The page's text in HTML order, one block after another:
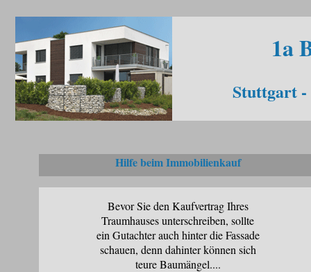
1a
Stuttgart
Hilfe beim Immobilienkauf
Bevor Sie den Kaufvertrag Ihres
Traumhauses unterschreiben, sollte
ein Gutachter auch hinter die Fassade
schauen, denn dahinter können sich
teure Baumängel....